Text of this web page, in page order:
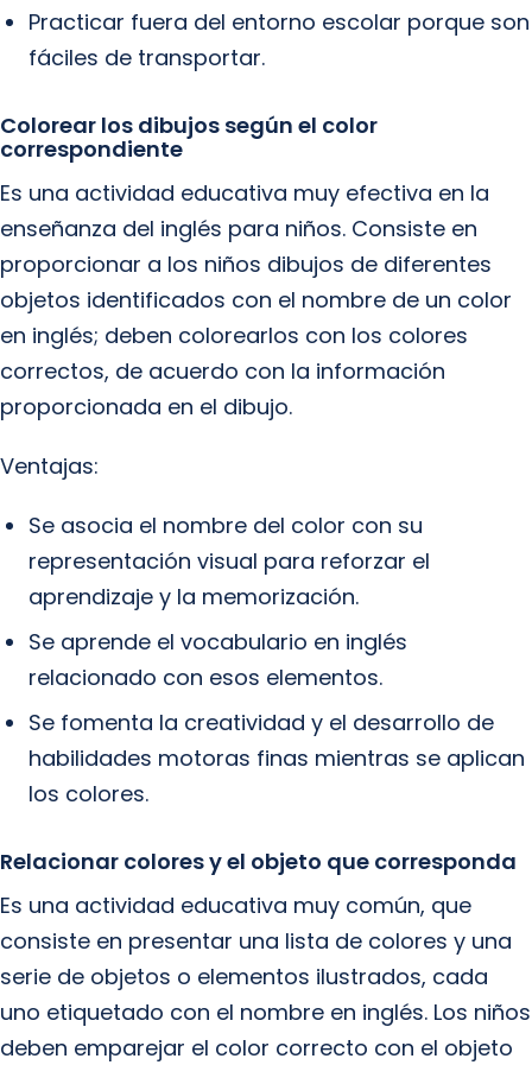
Practicar fuera del entorno escolar porque son
fáciles de transportar.
Colorear los dibujos según el color
correspondiente
Es una actividad educativa muy efectiva en la
enseñanza del inglés para niños. Consiste en
proporcionar a los niños dibujos de diferentes
objetos identificados con el nombre de un color
en inglés; deben colorearlos con los colores
correctos, de acuerdo con la información
proporcionada en el dibujo.
Ventajas:
Se asocia el nombre del color con su
representación visual para reforzar el
aprendizaje y la memorización.
Se aprende el vocabulario en inglés
relacionado con esos elementos.
Se fomenta la creatividad y el desarrollo de
habilidades motoras finas mientras se aplican
los colores.
Relacionar colores y el objeto que corresponda
Es una actividad educativa muy común, que
consiste en presentar una lista de colores y una
serie de objetos o elementos ilustrados, cada
uno etiquetado con el nombre en inglés. Los niños
deben emparejar el color correcto con el objeto